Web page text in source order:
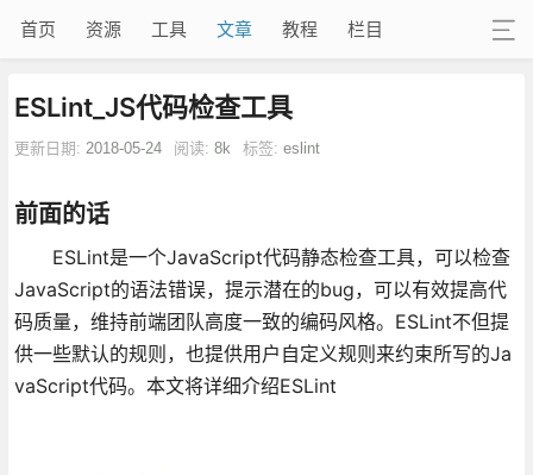
首页 资源 工具 文章 教程 栏目
ESLint_JS代码检查工具
更新日期: 2018-05-24 阅读: 8k 标签: eslint
前面的话
ESLint是一个JavaScript代码静态检查工具，可以检查
JavaScript的语法错误，提示潜在的bug，可以有效提高代
码质量，维持前端团队高度一致的编码风格。ESLint不但提
供一些默认的规则，也提供用户自定义规则来约束所写的Ja
vaScript代码。本文将详细介绍ESLint